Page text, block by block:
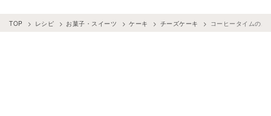
TOP レシピ お菓子・スイーツ ケーキ チーズケーキ コーヒータイムのお